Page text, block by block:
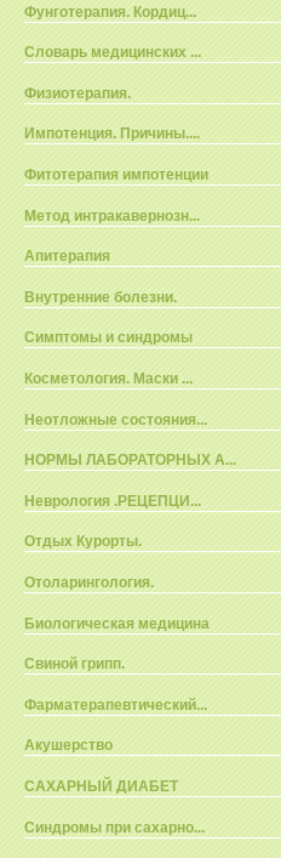
Фунготерапия. Кордиц...
Словарь медицинских ...
Физиотерапия.
Импотенция. Причины....
Фитотерапия импотенции
Метод интракавернозн...
Апитерапия
Внутренние болезни.
Симптомы и синдромы
Косметология. Маски ...
Неотложные состояния...
НОРМЫ ЛАБОРАТОРНЫХ А...
Неврология .РЕЦЕПЦИ...
Отдых Курорты.
Отоларингология.
Биологическая медицина
Свиной грипп.
Фарматерапевтический...
Акушерство
САХАРНЫЙ ДИАБЕТ
Синдромы при сахарно...